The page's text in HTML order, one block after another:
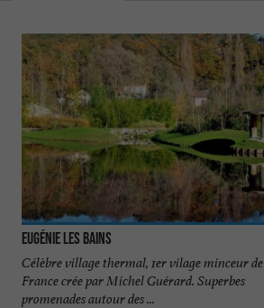
Eugénie Les Bains
Célèbre village thermal, 1er vilage minceur de
France crée par Michel Guérard. Superbes
promenades autour des ...